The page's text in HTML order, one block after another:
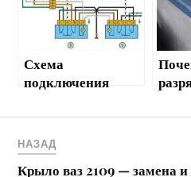
Схема
подключения
в ваз 2109
подключение☑
НАЗАД
Крыло ваз 2109 — замена